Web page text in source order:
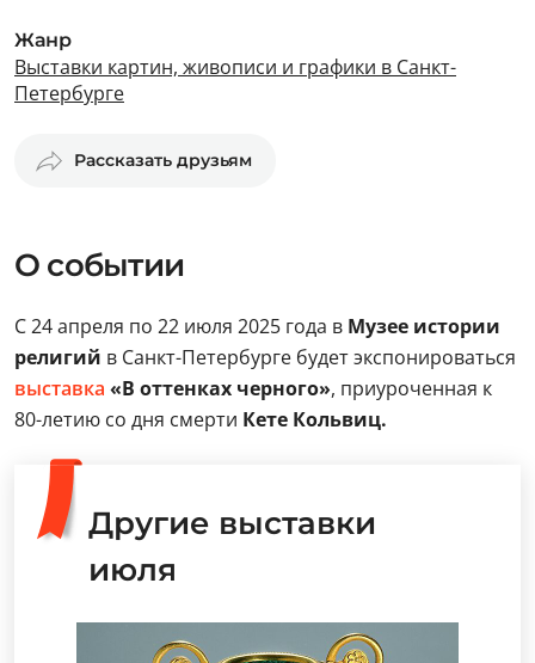
Жанр
Выставки картин, живописи и графики в Санкт-
Петербурге
Рассказать друзьям
О событии
С 24 апреля по 22 июля 2025 года в Музее истории
религий в Санкт-Петербурге будет экспонироваться
выставка «В оттенках черного», приуроченная к
80-летию со дня смерти Кете Кольвиц.
Другие выставки
июля